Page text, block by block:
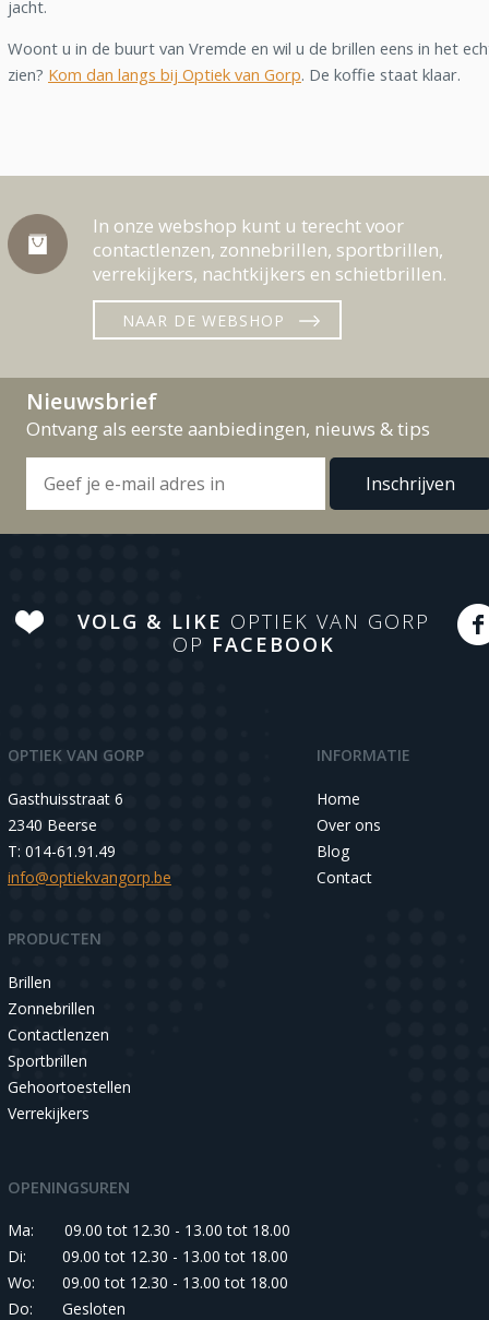
jacht.
Woont u in de buurt van Vremde en wil u de brillen eens in het
zien? Kom dan langs bij Optiek van Gorp. De koffie staat klaar.
In onze webshop kunt u terecht voor
contactlenzen, zonnebrillen, sportbrillen,
verrekijkers, nachtkijkers en schietbrillen.
NAAR DE WEBSHOP
Nieuwsbrief
Ontvang als eerste aanbiedingen, nieuws & tips
VOLG & LIKE OPTIEK VAN GORP
OP FACEBOOK
OPTIEK VAN GORP
Gasthuisstraat 6
2340 Beerse
T: 014-61.91.49
info@optiekvangorp.be
INFORMATIE
Home
Over ons
Blog
Contact
PRODUCTEN
Brillen
Zonnebrillen
Contactlenzen
Sportbrillen
Gehoortoestellen
Verrekijkers
OPENINGSUREN
Ma:
09.00 tot 12.30 - 13.00 tot 18.00
Di:
09.00 tot 12.30 - 13.00 tot 18.00
Wo:
09.00 tot 12.30 - 13.00 tot 18.00
Do:
Gesloten